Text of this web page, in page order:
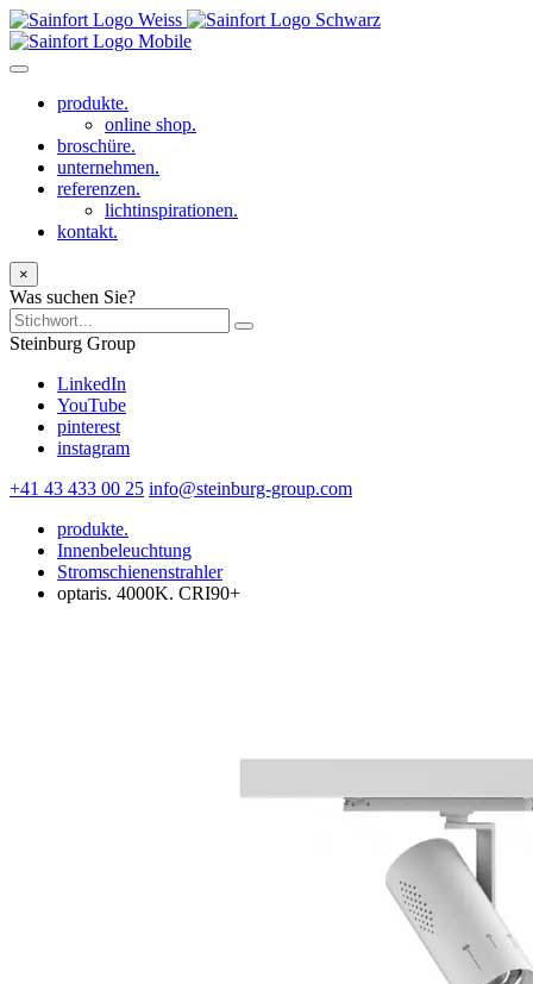
produkte.
online shop.
broschüre.
unternehmen.
referenzen.
lichtinspirationen.
kontakt.
×
Was suchen Sie?
Steinburg Group
LinkedIn
YouTube
pinterest
instagram
+41 43 433 00 25 info@steinburg-group.com
produkte.
Innenbeleuchtung
Stromschienenstrahler
optaris. 4000K. CRI90+